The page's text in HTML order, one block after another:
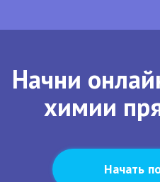
Начни
химии
Начать